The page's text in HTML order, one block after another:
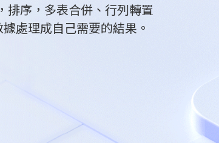
排序，多表合併、行列轉置
處理成自己需要的結果。